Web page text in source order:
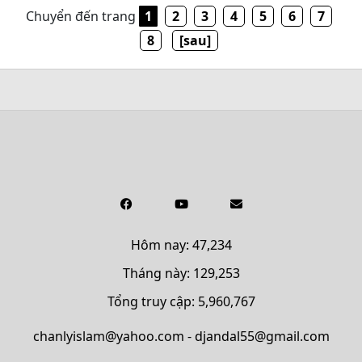
Chuyển đến trang 1 2 3 4 5 6
7
8
[sau]
Hôm nay: 47,234
Tháng này: 129,253
Tổng truy cập: 5,960,767
chanlyislam@yahoo.com - djandal55@gmail.com